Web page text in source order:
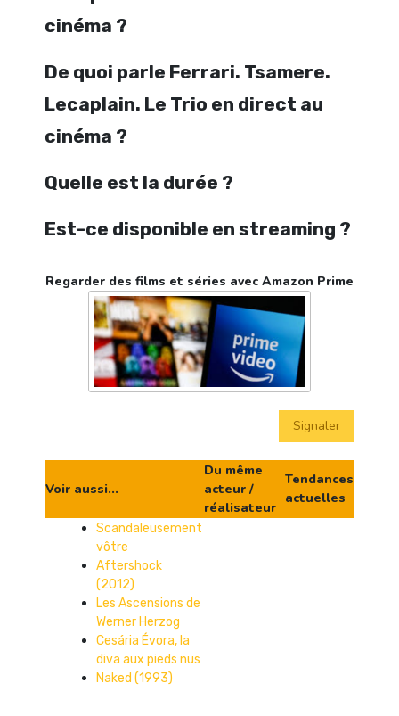
cinéma ?
De quoi parle Ferrari. Tsamere.
Lecaplain. Le Trio en direct au
cinéma ?
Quelle est la durée ?
Est-ce disponible en streaming ?
Regarder des films et séries avec Amazon Prime
Signaler
Voir aussi...
Du même
acteur /
réalisateur
Tendances
actuelles
Scandaleusement
vôtre
Aftershock
(2012)
Les Ascensions de
Werner Herzog
Cesária Évora, la
diva aux pieds nus
Naked (1993)